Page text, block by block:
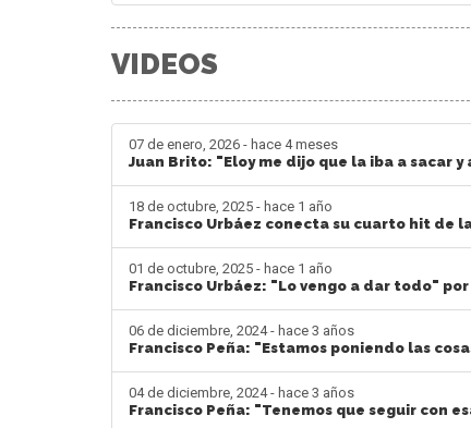
VIDEOS
07 de enero, 2026 - hace 4 meses
Juan Brito: "Eloy me dijo que la iba a sacar y
18 de octubre, 2025 - hace 1 año
Francisco Urbáez conecta su cuarto hit de
01 de octubre, 2025 - hace 1 año
Francisco Urbáez: "Lo vengo a dar todo" por
06 de diciembre, 2024 - hace 3 años
Francisco Peña: "Estamos poniendo las
04 de diciembre, 2024 - hace 3 años
Francisco Peña: "Tenemos que seguir con